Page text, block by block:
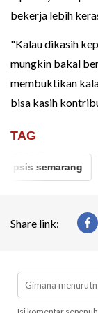
bekerja lebih
"Kalau dikasih
mungkin bakal
membuktikan
bisa kasih
TAG
psis semarang
Share link: